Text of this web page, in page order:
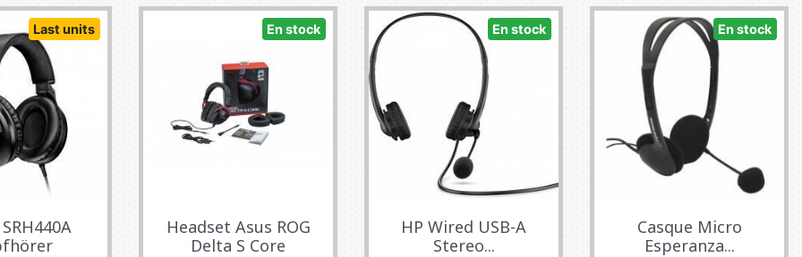
Last units En stock
Headset Asus ROG
Delta S Core
En stock
HP Wired USB-A
Stereo...
En stock
Casque Micro
Esperanza...